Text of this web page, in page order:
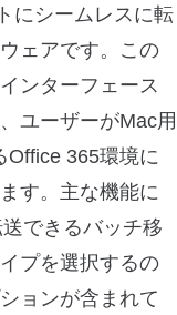
にシームレスに転
ェアです。この
ンターフェース
ユーザーがMac用
Office 365環境に
す。主な機能に
できるバッチ移
プを選択するの
ョンが含まれて